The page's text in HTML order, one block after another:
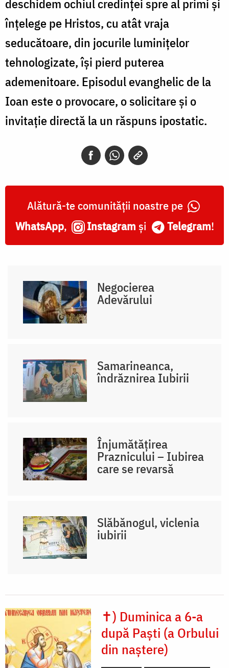
deschidem ochiul credinței spre al primi și
înțelege pe Hristos, cu atât vraja
seducătoare, din jocurile luminițelor
tehnologizate, își pierd puterea
ademenitoare. Episodul evanghelic de la
Ioan este o provocare, o solicitare și o
invitație directă la un răspuns ipostatic.
Alătură-te comunității noastre pe
WhatsApp, Instagram și Telegram!
Negocierea
Adevărului
Samarineanca,
îndrăznirea Iubirii
Înjumătățirea
Praznicului – Iubirea
care se revarsă
Slăbănogul, viclenia
iubirii
✝) Duminica a 6-a
după Paști (a Orbului
din naștere)